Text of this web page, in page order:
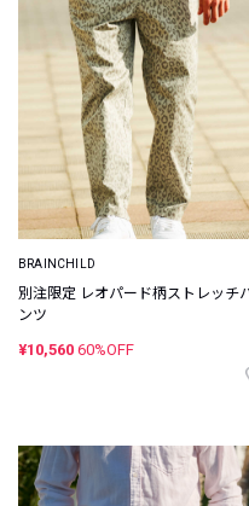
BRAINCHILD
別注限定 レオパード柄ストレッチ
ンツ
¥10,560 60%OFF